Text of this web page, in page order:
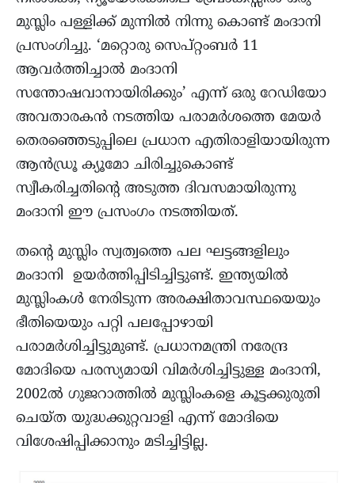
മുസ്ലിം പള്ളിക്ക് മുന്നിൽ നിന്നു കൊണ്ട് മംദാനി
പ്രസംഗിച്ചു. ‘മറ്റൊരു സെപ്റ്റംബർ 11
ആവർത്തിച്ചാൽ മംദാനി
സന്തോഷവാനായിരിക്കും’ എന്ന് ഒരു റേഡിയോ
അവതാരകൻ നടത്തിയ പരാമര്‍ശത്തെ മേയർ
തെരഞ്ഞെടുപ്പിലെ പ്രധാന എതിരാളിയായിരുന്ന
ആൻഡ്രൂ ക്യൂമോ ചിരിച്ചുകൊണ്ട്
സ്വീകരിച്ചതിന്‍റെ അടുത്ത ദിവസമായിരുന്നു
മംദാനി ഈ പ്രസംഗം നടത്തിയത്.
തന്‍റെ മുസ്ലിം സ്വത്വത്തെ പല ഘട്ടങ്ങളിലും
മംദാനി ഉയര്‍ത്തിപ്പിടിച്ചിട്ടുണ്ട്. ഇന്ത്യയിൽ
മുസ്ലിംകൾ നേരിടുന്ന അരക്ഷിതാവസ്ഥയെയും
ഭീതിയെയും പറ്റി പലപ്പോഴായി
പരാമർശിച്ചിട്ടുമുണ്ട്. പ്രധാനമന്ത്രി നരേന്ദ്ര
മോദിയെ പരസ്യമായി വിമർശിച്ചിട്ടുള്ള മംദാനി,
2002ൽ ഗുജറാത്തിൽ മുസ്ലിംകളെ കൂട്ടക്കുരുതി
ചെയ്ത യുദ്ധക്കുറ്റവാളി എന്ന് മോദിയെ
വിശേഷിപ്പിക്കാനും മടിച്ചിട്ടില്ല.